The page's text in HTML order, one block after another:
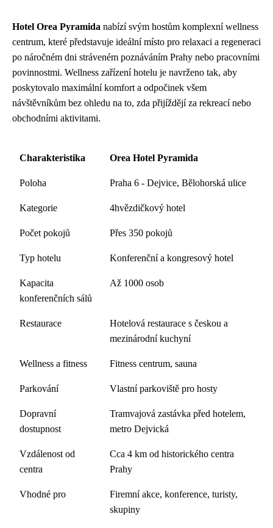
Hotel Orea Pyramida nabízí svým hostům komplexní wellness
centrum, které představuje ideální místo pro relaxaci a regeneraci
po náročném dni stráveném poznáváním Prahy nebo pracovními
povinnostmi. Wellness zařízení hotelu je navrženo tak, aby
poskytovalo maximální komfort a odpočinek všem
návštěvníkům bez ohledu na to, zda přijíždějí za rekreací nebo
obchodními aktivitami.
Charakteristika Orea Hotel Pyramida
Poloha Praha 6 - Dejvice, Bělohorská ulice
Kategorie 4hvězdičkový hotel
Počet pokojů Přes 350 pokojů
Typ hotelu Konferenční a kongresový hotel
Kapacita
konferenčních sálů
Až 1000 osob
Restaurace
Hotelová restaurace s českou a
mezinárodní kuchyní
Wellness a fitness Fitness centrum, sauna
Parkování Vlastní parkoviště pro hosty
Dopravní
dostupnost
Tramvajová zastávka před hotelem,
metro Dejvická
Vzdálenost od
centra
Cca 4 km od historického centra
Prahy
Vhodné pro
Firemní akce, konference, turisty,
skupiny